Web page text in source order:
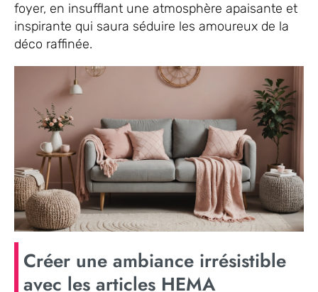
foyer, en insufflant une atmosphère apaisante et
inspirante qui saura séduire les amoureux de la
déco raffinée.
Créer une ambiance irrésistible
avec les articles HEMA